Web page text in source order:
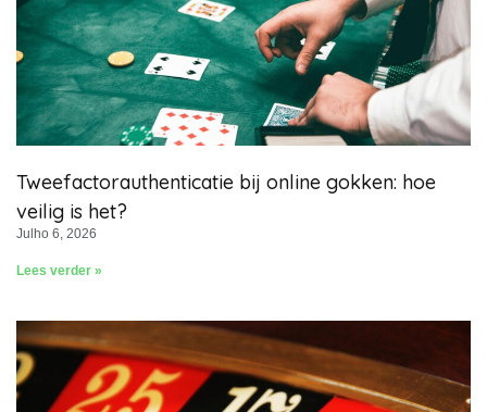
Tweefactorauthenticatie bij online gokken: hoe
veilig is het?
Julho 6, 2026
Lees verder »